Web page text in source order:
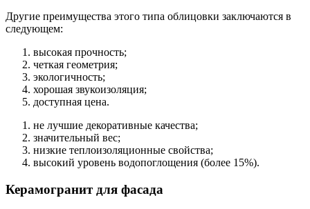
Другие преимущества этого типа облицовки заключаются в
следующем:
высокая прочность;
четкая геометрия;
экологичность;
хорошая звукоизоляция;
доступная цена.
не лучшие декоративные качества;
значительный вес;
низкие теплоизоляционные свойства;
высокий уровень водопоглощения (более 15%).
Керамогранит для фасада